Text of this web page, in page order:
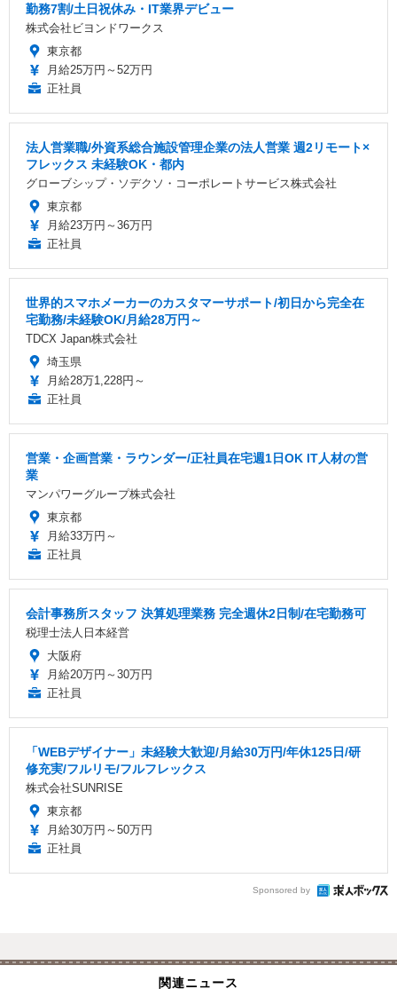
勤務7割/土日祝休み・IT業界デビュー
株式会社ビヨンドワークス
東京都
月給25万円～52万円
正社員
法人営業職/外資系総合施設管理企業の法人営業 週2リモート×
フレックス 未経験OK・都内
グローブシップ・ソデクソ・コーポレートサービス株式会社
東京都
月給23万円～36万円
正社員
世界的スマホメーカーのカスタマーサポート/初日から完全在
宅勤務/未経験OK/月給28万円～
TDCX Japan株式会社
埼玉県
月給28万1,228円～
正社員
営業・企画営業・ラウンダー/正社員在宅週1日OK IT人材の営
業
マンパワーグループ株式会社
東京都
月給33万円～
正社員
会計事務所スタッフ 決算処理業務 完全週休2日制/在宅勤務可
税理士法人日本経営
大阪府
月給20万円～30万円
正社員
「WEBデザイナー」未経験大歓迎/月給30万円/年休125日/研
修充実/フルリモ/フルフレックス
株式会社SUNRISE
東京都
月給30万円～50万円
正社員
Sponsored by
関連ニュース